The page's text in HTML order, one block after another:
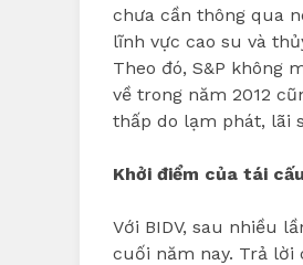
chưa cần thông qua
lĩnh vực cao su và
Theo đó, S&P không
về trong năm 2012
thấp do lạm phát, lãi
Khởi điểm của tái
Với BIDV, sau nhiều
cuối năm nay. Trả lời